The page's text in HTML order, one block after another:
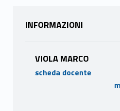
INFORMAZIONI
VIOLA MARCO
scheda docente